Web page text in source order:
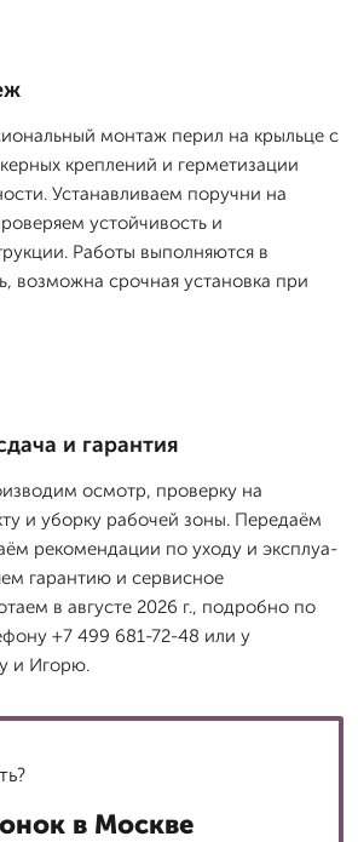
монтаж перил на крыльце с
креплений и герметизации
Устанавливаем поручни на
устойчивость и
Работы выполняются в
возможна срочная установка при
и гарантия
осмотр, проверку на
и уборку рабочей зоны. Передаём
рекомендации по уходу и эксплуа-
гарантию и сервисное
в августе 2026 г., подробно по
+7 499 681-72-48 или у
и Игорю.
в Москве